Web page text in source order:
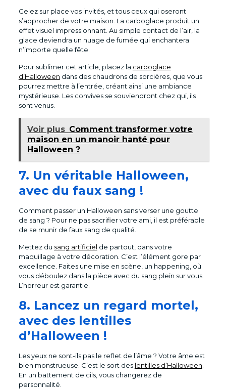
Gelez sur place vos invités, et tous ceux qui oseront
s’approcher de votre maison. La carboglace produit un
effet visuel impressionnant. Au simple contact de l’air, la
glace deviendra un nuage de fumée qui enchantera
n’importe quelle fête.
Pour sublimer cet article, placez la carboglace
d’Halloween dans des chaudrons de sorcières, que vous
pourrez mettre à l’entrée, créant ainsi une ambiance
mystérieuse. Les convives se souviendront chez qui, ils
sont venus.
Voir plus Comment transformer votre
maison en un manoir hanté pour
Halloween ?
7. Un véritable Halloween,
avec du faux sang !
Comment passer un Halloween sans verser une goutte
de sang ? Pour ne pas sacrifier votre ami, il est préférable
de se munir de faux sang de qualité.
Mettez du sang artificiel de partout, dans votre
maquillage à votre décoration. C’est l’élément gore par
excellence. Faites une mise en scène, un happening, où
vous déboulez dans la pièce avec du sang plein sur vous.
L’horreur est garantie.
8. Lancez un regard mortel,
avec des lentilles
d’Halloween !
Les yeux ne sont-ils pas le reflet de l’âme ? Votre âme est
bien monstrueuse. C’est le sort des lentilles d’Halloween
En un battement de cils, vous changerez de
personnalité.